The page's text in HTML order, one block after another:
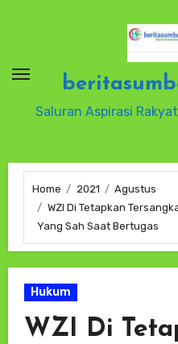
Saluran Aspirasi
Home 2021
Agustus
WZI Di Tetapkan
Yang Sah Saat Bertugas
Hukum
WZI Di